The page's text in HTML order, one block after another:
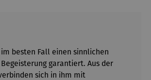
besten Fall einen sinnlichen
garantiert. Aus der
sich in ihm mit